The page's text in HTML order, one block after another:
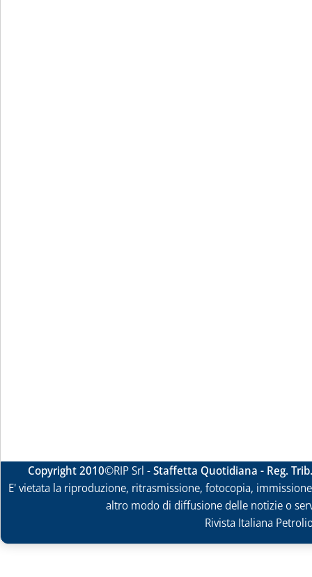
Copyright 2010©RIP Srl -Staffetta Quotidiana - Reg.
E' vietata la riproduzione, ritrasmissione, fotocopia,
altro modo di diffusione delle notizie o
Rivista Italiana